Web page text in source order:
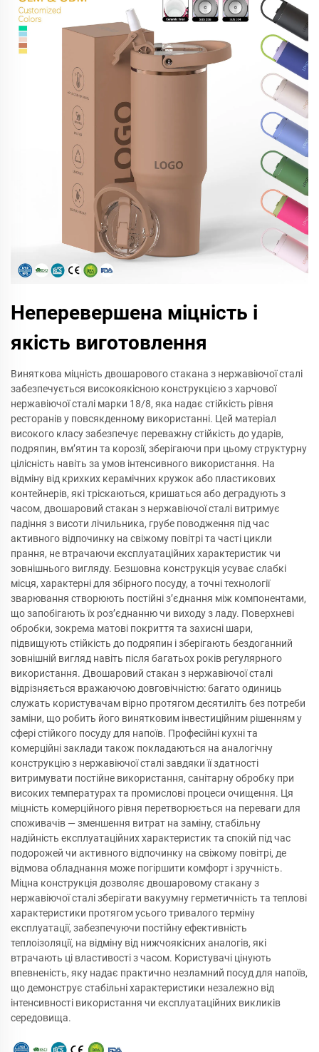
Неперевершена міцність і
якість виготовлення
Виняткова міцність двошарового стакана з нержавіючої сталі
забезпечується високоякісною конструкцією з харчової
нержавіючої сталі марки 18/8, яка надає стійкість рівня
ресторанів у повсякденному використанні. Цей матеріал
високого класу забезпечує переважну стійкість до ударів,
подряпин, вм’ятин та корозії, зберігаючи при цьому структурну
цілісність навіть за умов інтенсивного використання. На
відміну від крихких керамічних кружок або пластикових
контейнерів, які тріскаються, кришаться або деградують з
часом, двошаровий стакан з нержавіючої сталі витримує
падіння з висоти лічильника, грубе поводження під час
активного відпочинку на свіжому повітрі та часті цикли
прання, не втрачаючи експлуатаційних характеристик чи
зовнішнього вигляду. Безшовна конструкція усуває слабкі
місця, характерні для збірного посуду, а точні технології
зварювання створюють постійні з’єднання між компонентами,
що запобігають їх роз’єднанню чи виходу з ладу. Поверхневі
обробки, зокрема матові покриття та захисні шари,
підвищують стійкість до подряпин і зберігають бездоганний
зовнішній вигляд навіть після багатьох років регулярного
використання. Двошаровий стакан з нержавіючої сталі
відрізняється вражаючою довговічністю: багато одиниць
служать користувачам вірно протягом десятиліть без потреби
заміни, що робить його винятковим інвестиційним рішенням у
сфері стійкого посуду для напоїв. Професійні кухні та
комерційні заклади також покладаються на аналогічну
конструкцію з нержавіючої сталі завдяки її здатності
витримувати постійне використання, санітарну обробку при
високих температурах та промислові процеси очищення. Ця
міцність комерційного рівня перетворюється на переваги для
споживачів — зменшення витрат на заміну, стабільну
надійність експлуатаційних характеристик та спокій під час
подорожей чи активного відпочинку на свіжому повітрі, де
відмова обладнання може погіршити комфорт і зручність.
Міцна конструкція дозволяє двошаровому стакану з
нержавіючої сталі зберігати вакуумну герметичність та теплові
характеристики протягом усього тривалого терміну
експлуатації, забезпечуючи постійну ефективність
теплоізоляції, на відміну від нижчоякісних аналогів, які
втрачають ці властивості з часом. Користувачі цінують
впевненість, яку надає практично незламний посуд для напоїв,
що демонструє стабільні характеристики незалежно від
інтенсивності використання чи експлуатаційних викликів
середовища.